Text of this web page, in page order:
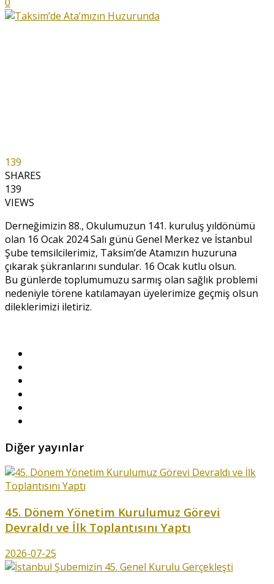
139
SHARES
139
VIEWS
Derneğimizin 88., Okulumuzun 141. kuruluş yıldönümü
olan 16 Ocak 2024 Salı günü Genel Merkez ve İstanbul
Şube temsilcilerimiz, Taksim’de Atamızın huzuruna
çıkarak şükranlarını sundular. 16 Ocak kutlu olsun.
Bu günlerde toplumumuzu sarmış olan sağlık problemi
nedeniyle törene katılamayan üyelerimize geçmiş olsun
dileklerimizi iletiriz.
Diğer yayınlar
45. Dönem Yönetim Kurulumuz Görevi
Devraldı ve İlk Toplantısını Yaptı
2026-07-25